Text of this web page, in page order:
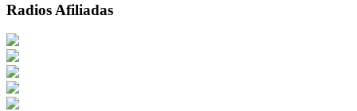
Radios Afiliadas